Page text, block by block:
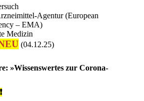
Agentur(European
– EMA)
Medizin
(04.12.25)
»Wissenswertes zur Corona-